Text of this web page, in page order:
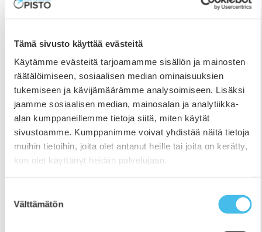
Tämä sivusto käyttää evästeitä
Käytämme evästeitä tarjoamamme sisällön ja mainosten
räätälöimiseen, sosiaalisen median ominaisuuksien
tukemiseen ja kävijämäärämme analysoimiseen. Lisäksi
jaamme sosiaalisen median, mainosalan ja analytiikka-
alan kumppaneillemme tietoja siitä, miten käytät
sivustoamme. Kumppanimme voivat yhdistää näitä tietoja
muihin tietoihin, joita olet antanut heille tai joita on kerätty,
kun olet käyttänyt heidän palvelujaan.
valinta
Välttämätön
28.10.2024